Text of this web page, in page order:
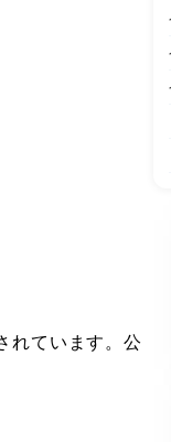
れています。公